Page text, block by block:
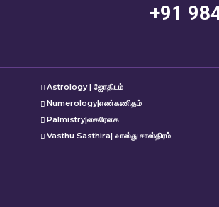
+91
Astrology | ஜோதிடம்
Numerology|எண்கணிதம்
Palmistry|கைரேகை
Vasthu Sasthira| வாஸ்து சாஸ்திரம்